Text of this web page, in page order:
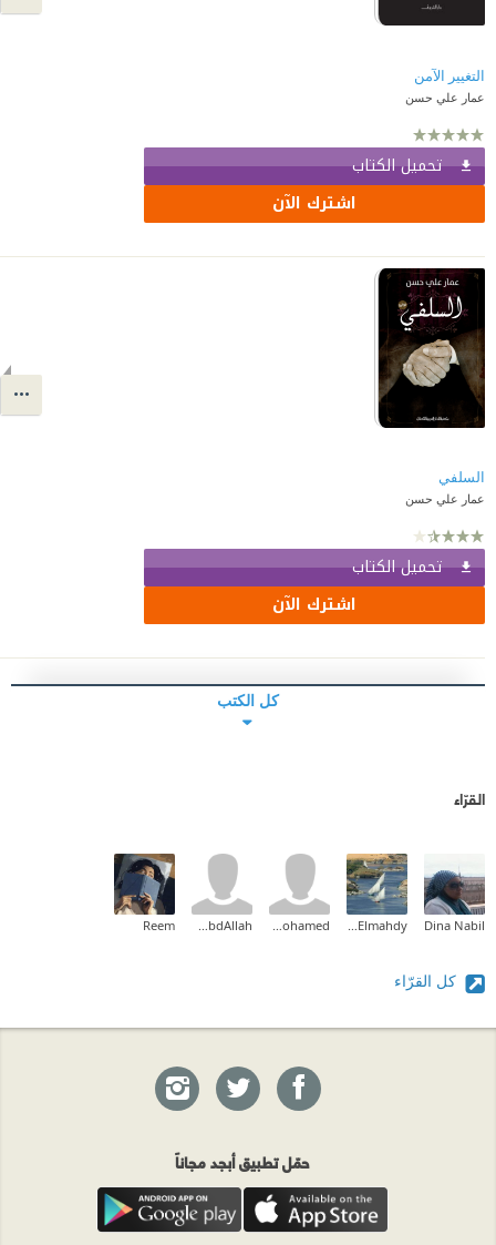
التغيير الآمن
عمار علي حسن
تحميل الكتاب
اشترك الآن
السلفي
عمار علي حسن
تحميل الكتاب
اشترك الآن
كل الكتب
القرّاء
Dina Nabil
Eman Elmahdy
amr mohamed
Ahmed AbdAllah
Reem
كل القرّاء
حمّل تطبيق أبجد مجاناً